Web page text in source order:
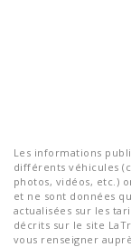
Les informations
différents véhicules
photos, vidéos, etc.)
et ne sont données
actualisées sur les
décrits sur le site
vous renseigner